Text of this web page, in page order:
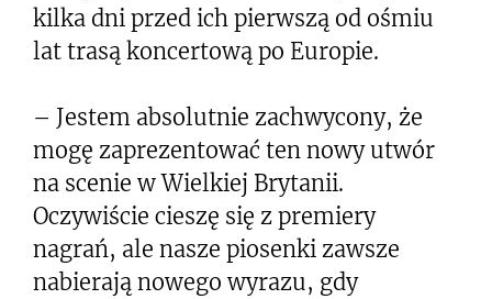
kilka dni przed ich pierwszą od ośmiu
lat trasą koncertową po Europie.
– Jestem absolutnie zachwycony, że
mogę zaprezentować ten nowy utwór
na scenie w Wielkiej Brytanii.
Oczywiście cieszę się z premiery
nagrań, ale nasze piosenki zawsze
nabierają nowego wyrazu, gdy